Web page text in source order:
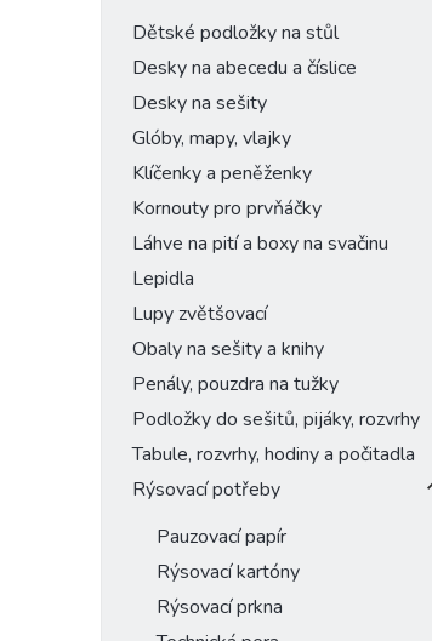
Dětské podložky na stůl
Desky na abecedu a číslice
Desky na sešity
Glóby, mapy, vlajky
Klíčenky a peněženky
Kornouty pro prvňáčky
Láhve na pití a boxy na svačinu
Lepidla
Lupy zvětšovací
Obaly na sešity a knihy
Penály, pouzdra na tužky
Podložky do sešitů, pijáky, rozvrhy
Tabule, rozvrhy, hodiny a počitadla
Rýsovací potřeby
Pauzovací papír
Rýsovací kartóny
Rýsovací prkna